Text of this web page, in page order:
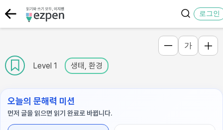
로그인
Level 1 생태, 환경
가
오늘의 문해력 미션
먼저 글을 읽으면 읽기 완료로 바뀝니다.